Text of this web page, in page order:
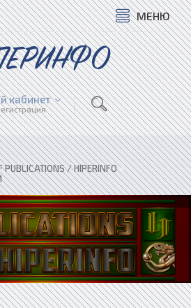
МЕНЮ
кабинет
PUBLICATIONS / HIPERINFO»